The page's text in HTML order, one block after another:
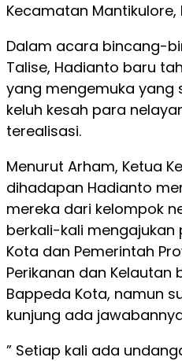
Kecamatan Mantikulore,
Dalam acara bincang-
Talise, Hadianto baru
yang mengemuka yang
keluh kesah para
terealisasi.
Menurut Arham, Ketua
dihadapan Hadianto
mereka dari kelompok
berkali-kali mengajukan
Kota dan Pemerintah
Perikanan dan Kelautan
Bappeda Kota, namun
kunjung ada
” Setiap kali ada